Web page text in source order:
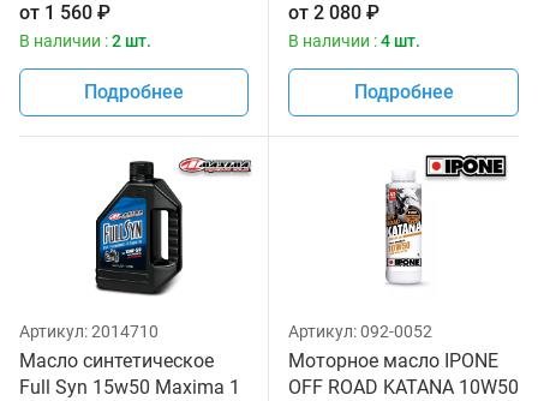
от 1 560 ₽
В наличии :2 шт.
Подробнее
от 2 080 ₽
В наличии :4 шт.
Подробнее
Артикул:2014710
Масло синтетическое
Full Syn 15w50 Maxima 1
Артикул:092-0052
Моторное масло IPONE
OFF ROAD KATANA 10W50